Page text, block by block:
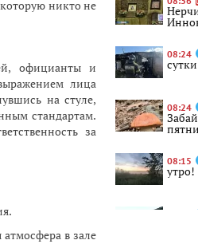
которую никто не
официанты и
лица
на стуле,
стандартам.
за
в зале
08:24
08:24
08:15
утро!